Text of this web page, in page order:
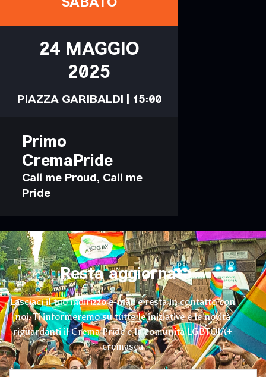
24 MAGGIO
2025
PIAZZA GARIBALDI | 15:00
Primo
CremaPride
Call me Proud, Call me
Pride
Resta aggiornatə
Lasciaci il tuo indirizzo e-mail e resta in contatto con
noi. Ti informeremo su tutte le iniziative e le novità
riguardanti il Crema Pride e la comunità LGBTQIA+
cremasca